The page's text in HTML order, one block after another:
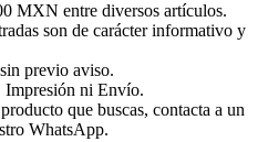
MXN entre diversos artículos.
son de carácter informativo y
previo aviso.
ni Envío.
que buscas, contacta a un
WhatsApp.